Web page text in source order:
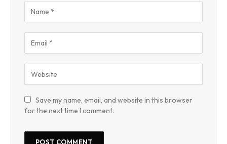
Save my name, email, and website in this browser
for the next time I comment.